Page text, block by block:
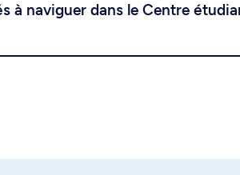
à naviguer dans le Centre